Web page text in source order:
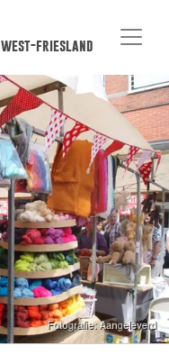
west-friesland